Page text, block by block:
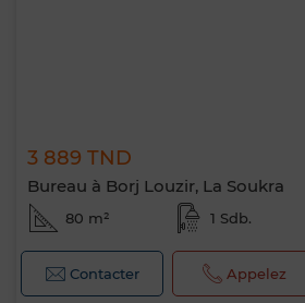
3 889 TND
Bureau à Borj Louzir, La Soukra
80 m² 1 Sdb.
Contacter Appelez